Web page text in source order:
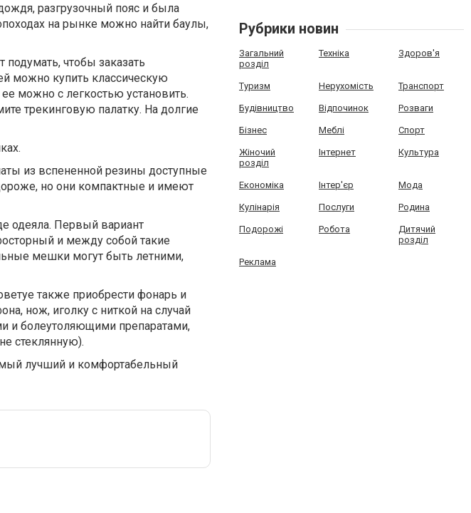
разгрузочный пояс и была
на рынке можно найти баулы,
подумать, чтобы заказать
можно купить классическую
можно с легкостью установить.
трекинговую палатку. На долгие
из вспененной резины доступные
но они компактные и имеют
одеяла. Первый вариант
и между собой такие
мешки могут быть летними,
также приобрести фонарь и
нож, иголку с ниткой на случай
и болеутоляющими препаратами,
стеклянную).
лучший и комфортабельный
Рубрики новин
Загальний
розділ
Техніка Здоров'я
Туризм Нерухомість Транспорт
Будівництво Відпочинок Розваги
Бізнес Меблі Спорт
Жіночий
розділ
Інтернет Культура
Економіка Інтер'єр Мода
Кулінарія Послуги Родина
Подорожі Робота
Дитячий
розділ
Реклама